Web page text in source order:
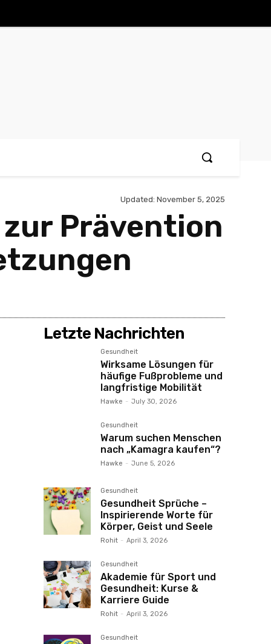
Updated: November 5, 2025
Prävention
Letzte Nachrichten
Gesundheit
Wirksame Lösungen für
häufige Fußprobleme und
langfristige Mobilität
Hawke - July 30, 2026
Gesundheit
Warum suchen Menschen
nach „Kamagra kaufen“?
Hawke - June 5, 2026
Gesundheit
Gesundheit Sprüche –
Inspirierende Worte für
Körper, Geist und Seele
Rohit - April 3, 2026
Gesundheit
Akademie für Sport und
Gesundheit: Kurse &
Karriere Guide
Rohit - April 3, 2026
Gesundheit